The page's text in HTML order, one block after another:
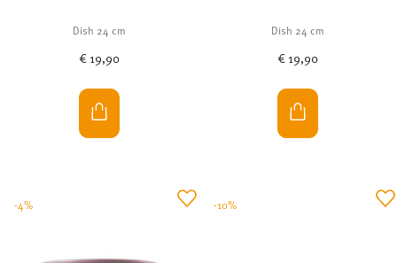
Dish 24 cm
€ 19,90
Dish 24 cm
€ 19,90
-4% -10%